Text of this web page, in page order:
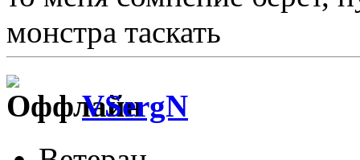
монстра таскать
VSergN